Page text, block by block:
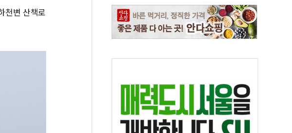
천변 산책로